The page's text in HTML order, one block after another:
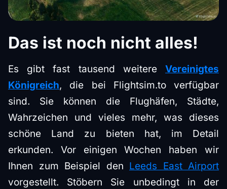
Das ist noch nicht alles!
Es gibt fast tausend weitere Vereinigtes
Königreich, die bei Flightsim.to verfügbar
sind. Sie können die Flughäfen, Städte,
Wahrzeichen und vieles mehr, was dieses
schöne Land zu bieten hat, im Detail
erkunden. Vor einigen Wochen haben wir
Ihnen zum Beispiel den Leeds East Airport
vorgestellt.
Stöbern Sie unbedingt in der